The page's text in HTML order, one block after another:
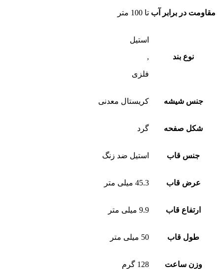
مقاومت در برابر آب تا 100 متر
نوع بند
استیل
,
فلزی
جنس شیشه کریستال معدنی
شکل صفحه گرد
جنس قاب استیل ضد زنگ
عرض قاب 45.3 میلی متر
ارتفاع قاب 9.9 میلی متر
طول قاب 50 میلی متر
وزن ساعت 128 گرم